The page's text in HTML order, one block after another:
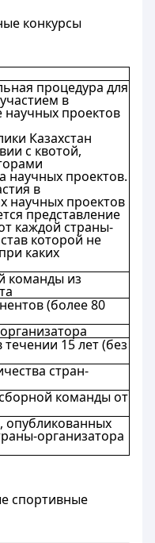
конкурсы
процедура для
в
проектов
Казахстан
с квотой,
научных проектов.
в
научных проектов
представление
каждой страны-
которой не
каких
команды из
(более 80
15 лет (без
стран-
команды от
опубликованных
организатора
спортивные